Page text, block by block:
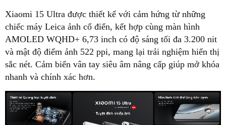
Xiaomi 15 Ultra được thiết kế với cảm hứng từ những
chiếc máy Leica ảnh cổ điển, kết hợp cùng màn hình
AMOLED WQHD+ 6,73 inch có độ sáng tối đa 3.200 nit
và mật độ điểm ảnh 522 ppi, mang lại trải nghiệm hiển thị
sắc nét. Cảm biến vân tay siêu âm nâng cấp giúp mở khóa
nhanh và chính xác hơn.